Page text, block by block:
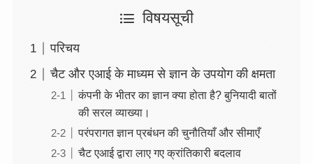
विषयसूची
परिचय
चैट और एआई के माध्यम से ज्ञान के उपयोग की क्षमता
कंपनी के भीतर का ज्ञान क्या होता है? बुनियादी बातों
की सरल व्याख्या।
परंपरागत ज्ञान प्रबंधन की चुनौतियाँ और सीमाएँ
चैट एआई द्वारा लाए गए क्रांतिकारी बदलाव